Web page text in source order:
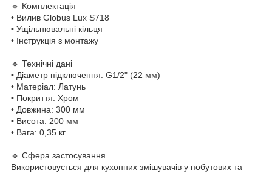
🔹 Комплектація
• Вилив Globus Lux S718
• Ущільнювальні кільця
• Інструкція з монтажу
🔹 Технічні дані
• Діаметр підключення: G1/2" (22 мм)
• Матеріал: Латунь
• Покриття: Хром
• Довжина: 300 мм
• Висота: 200 мм
• Вага: 0,35 кг
🔹 Сфера застосування
Використовується для кухонних змішувачів у побутових та